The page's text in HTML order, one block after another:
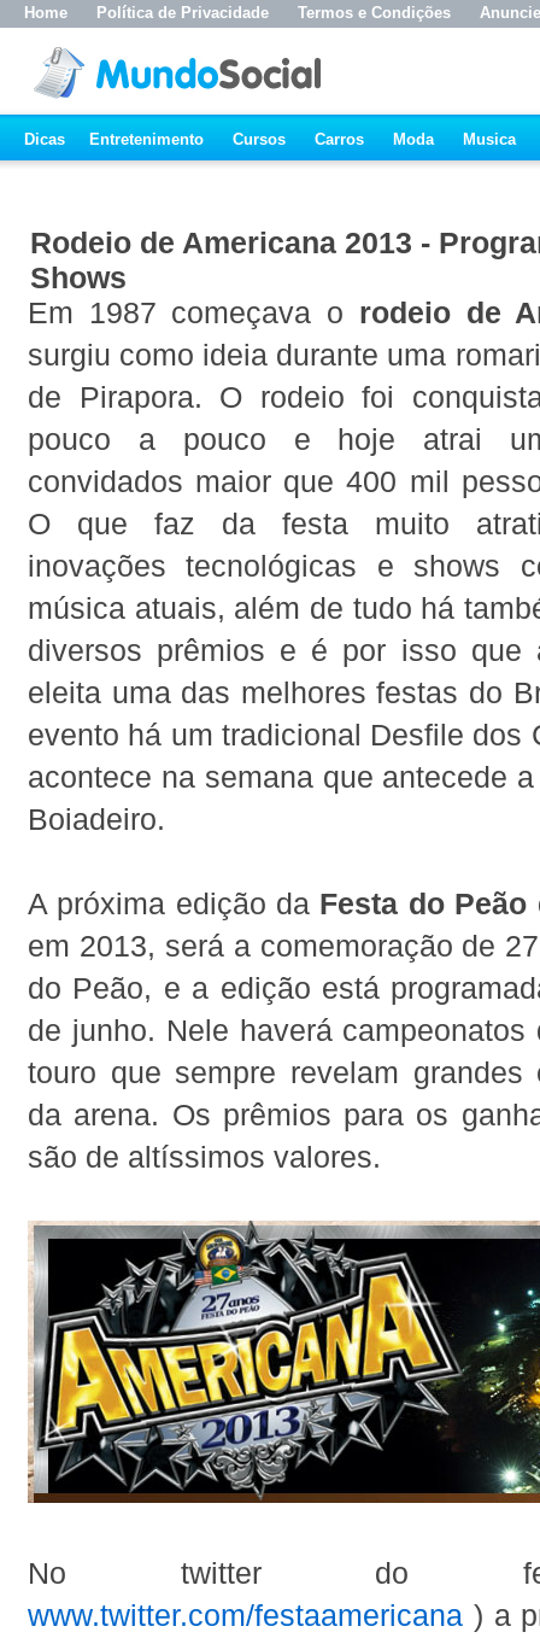
Home Política de Privacidade Termos e Condições Anuncie
Dicas Entretenimento Cursos Carros Moda Musica
Rodeio de Americana 2013 -
Shows
Em 1987 começava o rodeio de
surgiu como ideia durante uma
de Pirapora. O rodeio foi
pouco a pouco e hoje atrai
convidados maior que 400 mil
O que faz da festa muito
inovações tecnológicas e shows
música atuais, além de tudo há
diversos prêmios e é por isso que
eleita uma das melhores festas do
evento há um tradicional Desfile dos
acontece na semana que antecede
Boiadeiro.
A próxima edição da Festa do Peão
em 2013, será a comemoração de
do Peão, e a edição está
de junho. Nele haverá campeonatos
touro que sempre revelam grandes
da arena. Os prêmios para os
são de altíssimos valores.
No twitter do
www.twitter.com/festaamericana ) a